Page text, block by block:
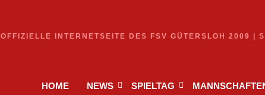
OFFIZIELLE INTERNETSEITE DES FSV GÜTERSLOH 2009 |
HOME NEWS SPIELTAG